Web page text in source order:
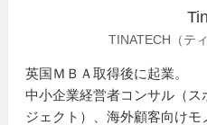
TINATECH（テ
英国ＭＢＡ取得後に起業。
中小企業経営者コンサル（ス
ジェクト）、海外顧客向け